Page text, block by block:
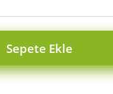
Sepete Ekle